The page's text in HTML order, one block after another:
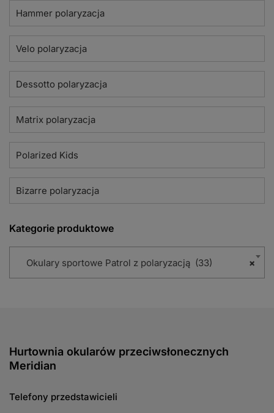
Hammer polaryzacja
Velo polaryzacja
Dessotto polaryzacja
Matrix polaryzacja
Polarized Kids
Bizarre polaryzacja
Kategorie produktowe
×
Okulary sportowe Patrol z polaryzacją (33)
Hurtownia okularów przeciwsłonecznych
Meridian
Telefony przedstawicieli